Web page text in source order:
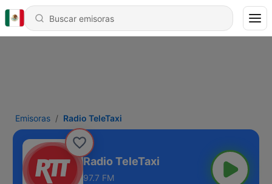
Emisoras Radio TeleTaxi
Radio TeleTaxi
97.7 FM